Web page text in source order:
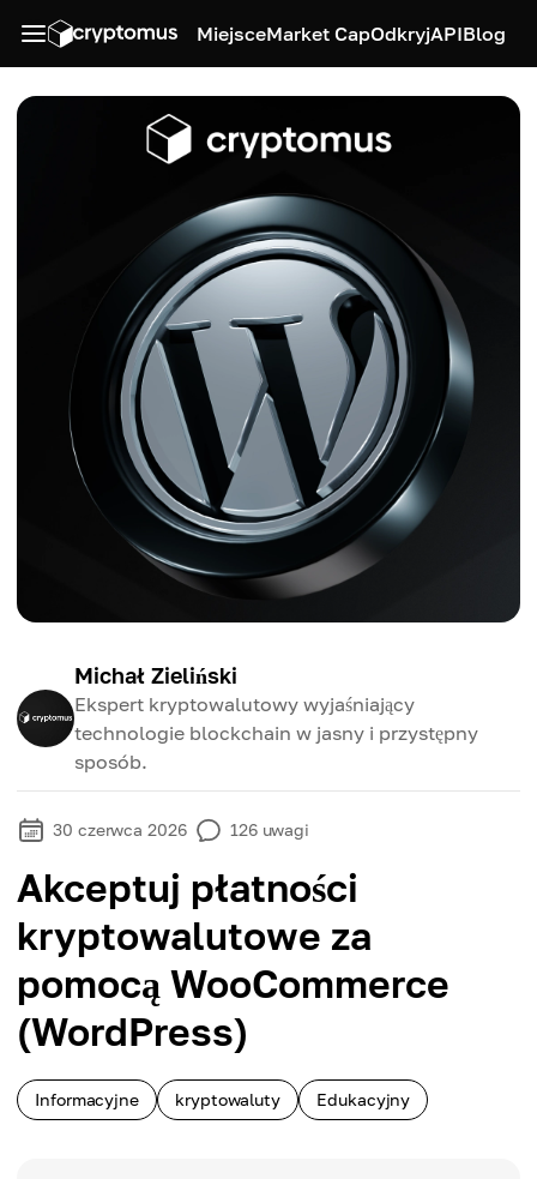
MiejsceMarket CapOdkryjAPIBlog
Michał Zieliński
Ekspert kryptowalutowy wyjaśniający
technologie blockchain w jasny i przystępny
sposób.
30 czerwca 2026 126 uwagi
Akceptuj płatności
kryptowalutowe za
pomocą WooCommerce
(WordPress)
Informacyjne kryptowaluty Edukacyjny